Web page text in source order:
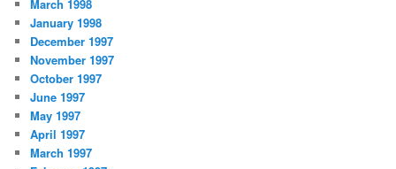
March 1998
January 1998
December 1997
November 1997
October 1997
June 1997
May 1997
April 1997
March 1997